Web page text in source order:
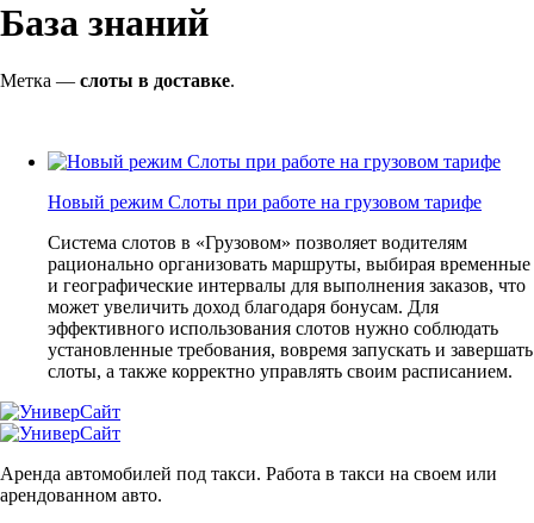
База знаний
Метка — слоты в доставке.
Новый режим Слоты при работе на грузовом тарифе
Система слотов в «Грузовом» позволяет водителям
рационально организовать маршруты, выбирая временные
и географические интервалы для выполнения заказов, что
может увеличить доход благодаря бонусам. Для
эффективного использования слотов нужно соблюдать
установленные требования, вовремя запускать и завершать
слоты, а также корректно управлять своим расписанием.
Аренда автомобилей под такси. Работа в такси на своем или
арендованном авто.